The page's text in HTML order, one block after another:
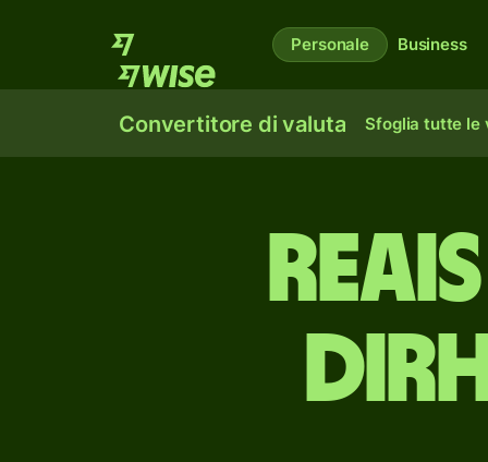
Personale Business
Convertitore di valuta Sfoglia tutte le